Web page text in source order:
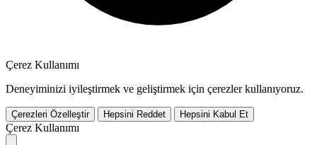
Çerez Kullanımı
Deneyiminizi iyileştirmek ve geliştirmek için çerezler kullanıyoruz.
Çerezleri Özelleştir Hepsini Reddet Hepsini Kabul Et
Çerez Kullanımı